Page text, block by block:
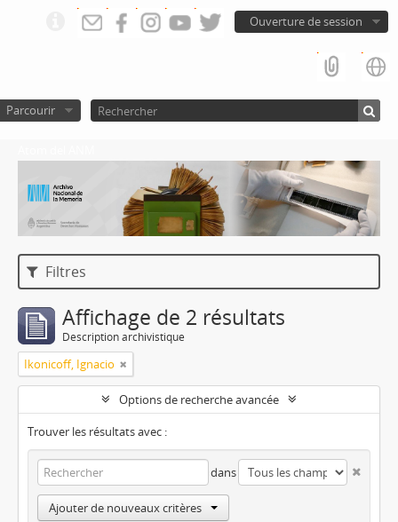
Ouverture de session
Parcourir
Filtres
Affichage de 2 résultats
Description archivistique
Ikonicoff, Ignacio
Options de recherche avancée
Trouver les résultats avec :
dans
Ajouter de nouveaux critères